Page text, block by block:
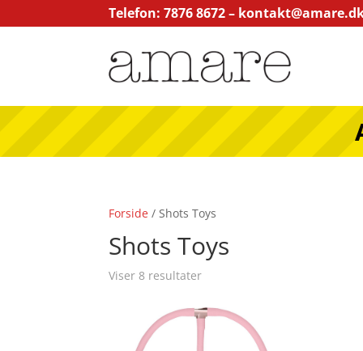
Telefon: 7876 8672 –
Forside / Shots Toys
Shots Toys
Viser 8 resultater